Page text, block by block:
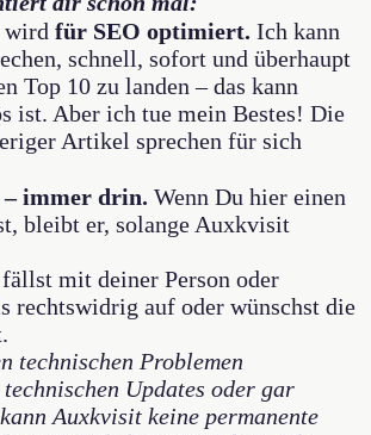
wird für SEO optimiert. Ich kann
schnell, sofort und überhaupt
Top 10 zu landen – das kann
ist. Aber ich tue mein Bestes! Die
Artikel sprechen für sich
immer drin. Wenn Du hier einen
bleibt er, solange Auxkvisit
mit deiner Person oder
rechtswidrig auf oder wünschst die
technischen Problemen
Updates oder gar
Auxkvisit keine permanente